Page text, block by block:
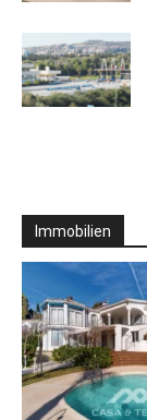
Immobilien